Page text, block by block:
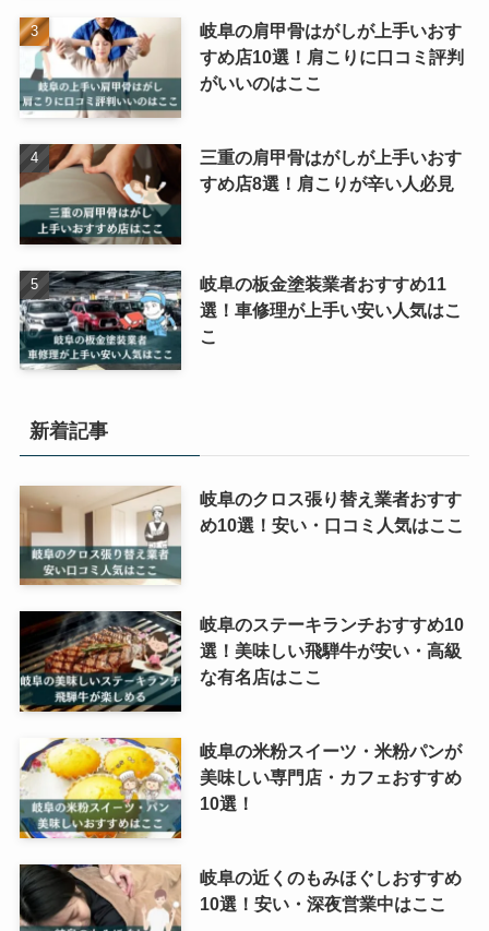
岐阜の肩甲骨はがしが上手いおす
すめ店10選！肩こりに口コミ評判
がいいのはここ
三重の肩甲骨はがしが上手いおす
すめ店8選！肩こりが辛い人必見
岐阜の板金塗装業者おすすめ11
選！車修理が上手い安い人気はこ
こ
新着記事
岐阜のクロス張り替え業者おすす
め10選！安い・口コミ人気はここ
岐阜のステーキランチおすすめ10
選！美味しい飛騨牛が安い・高級
な有名店はここ
岐阜の米粉スイーツ・米粉パンが
美味しい専門店・カフェおすすめ
10選！
岐阜の近くのもみほぐしおすすめ
10選！安い・深夜営業中はここ